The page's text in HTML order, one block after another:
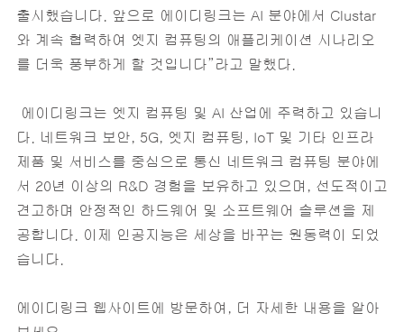
출시했습니다. 앞으로 에이디링크는 AI 분야에서 Clustar
와 계속 협력하여 엣지 컴퓨팅의 애플리케이션 시나리오
를 더욱 풍부하게 할 것입니다”라고 말했다.
‎ 에이디링크는 엣지 컴퓨팅 및 AI 산업에 주력하고 있습니
다. 네트워크 보안, 5G, 엣지 컴퓨팅, IoT 및 기타 인프라
제품 및 서비스를 중심으로 통신 네트워크 컴퓨팅 분야에
서 20년 이상의 R&D 경험을 보유하고 있으며, 선도적이고
견고하며 안정적인 하드웨어 및 소프트웨어 솔루션을 제
공합니다. 이제 인공지능은 세상을 바꾸는 원동력이 되었
습니다.
에이디링크 웹사이트에 방문하여, 더 자세한 내용을 알아